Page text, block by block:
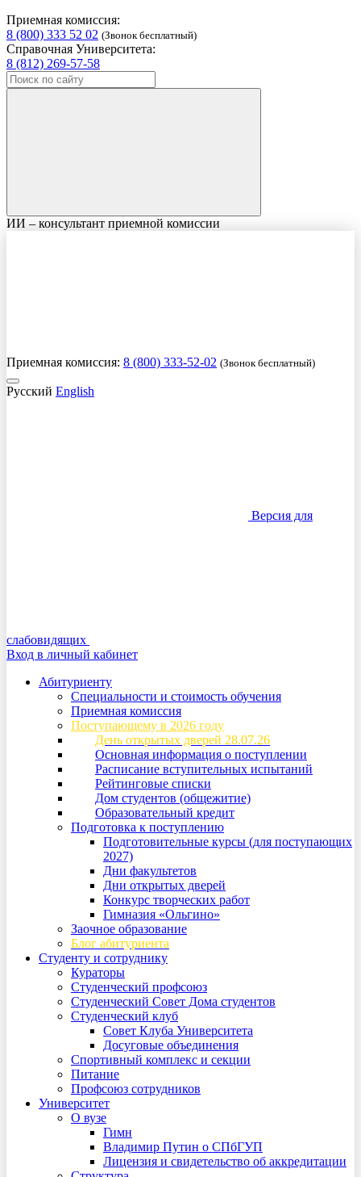
Приемная комиссия:
8 (800) 333 52 02 (Звонок бесплатный)
Справочная Университета:
8 (812) 269-57-58
ИИ – консультант приемной комиссии
Приемная комиссия: 8 (800) 333-52-02 (Звонок бесплатный)
Русский English
Версия для
слабовидящих
Вход в личный кабинет
Абитуриенту
Специальности и стоимость обучения
Приемная комиссия
Поступающему в 2026 году
День открытых дверей 28.07.26
Основная информация о поступлении
Расписание вступительных испытаний
Рейтинговые списки
Дом студентов (общежитие)
Образовательный кредит
Подготовка к поступлению
Подготовительные курсы (для поступающих
2027)
Дни факультетов
Дни открытых дверей
Конкурс творческих работ
Гимназия «Ольгино»
Заочное образование
Блог абитуриента
Студенту и сотруднику
Кураторы
Студенческий профсоюз
Студенческий Совет Дома студентов
Студенческий клуб
Совет Клуба Университета
Досуговые объединения
Спортивный комплекс и секции
Питание
Профсоюз сотрудников
Университет
О вузе
Гимн
Владимир Путин о СПбГУП
Лицензия и свидетельство об аккредитации